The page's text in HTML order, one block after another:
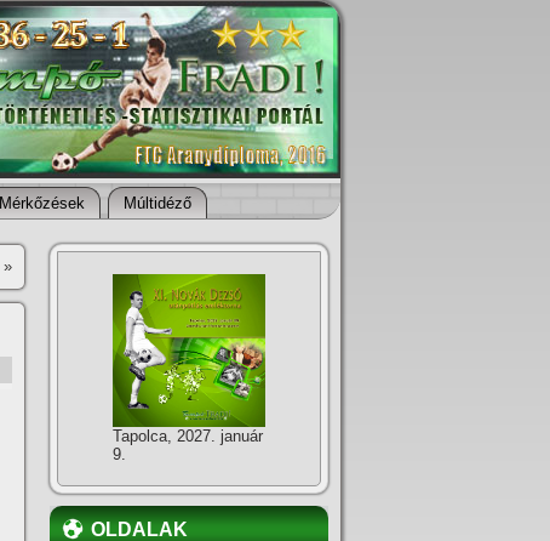
Mérkőzések Múltidéző
»
Tapolca, 2027. január
9.
OLDALAK